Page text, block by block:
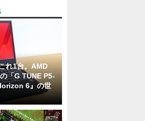
れ1台。AMD
「G TUNE P5-
6』の世